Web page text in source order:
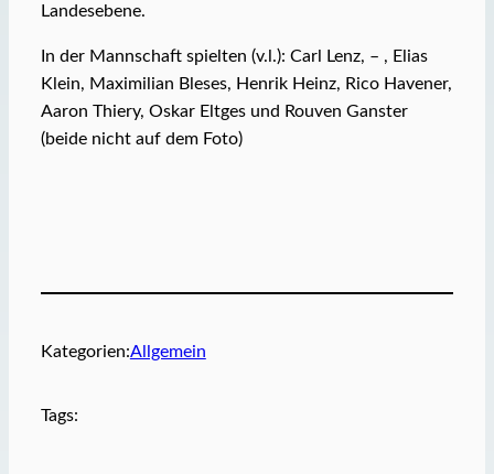
Landesebene.
In der Mannschaft spielten (v.l.): Carl Lenz, – , Elias
Klein, Maximilian Bleses, Henrik Heinz, Rico Havener,
Aaron Thiery, Oskar Eltges und Rouven Ganster
(beide nicht auf dem Foto)
Kategorien:Allgemein
Tags: